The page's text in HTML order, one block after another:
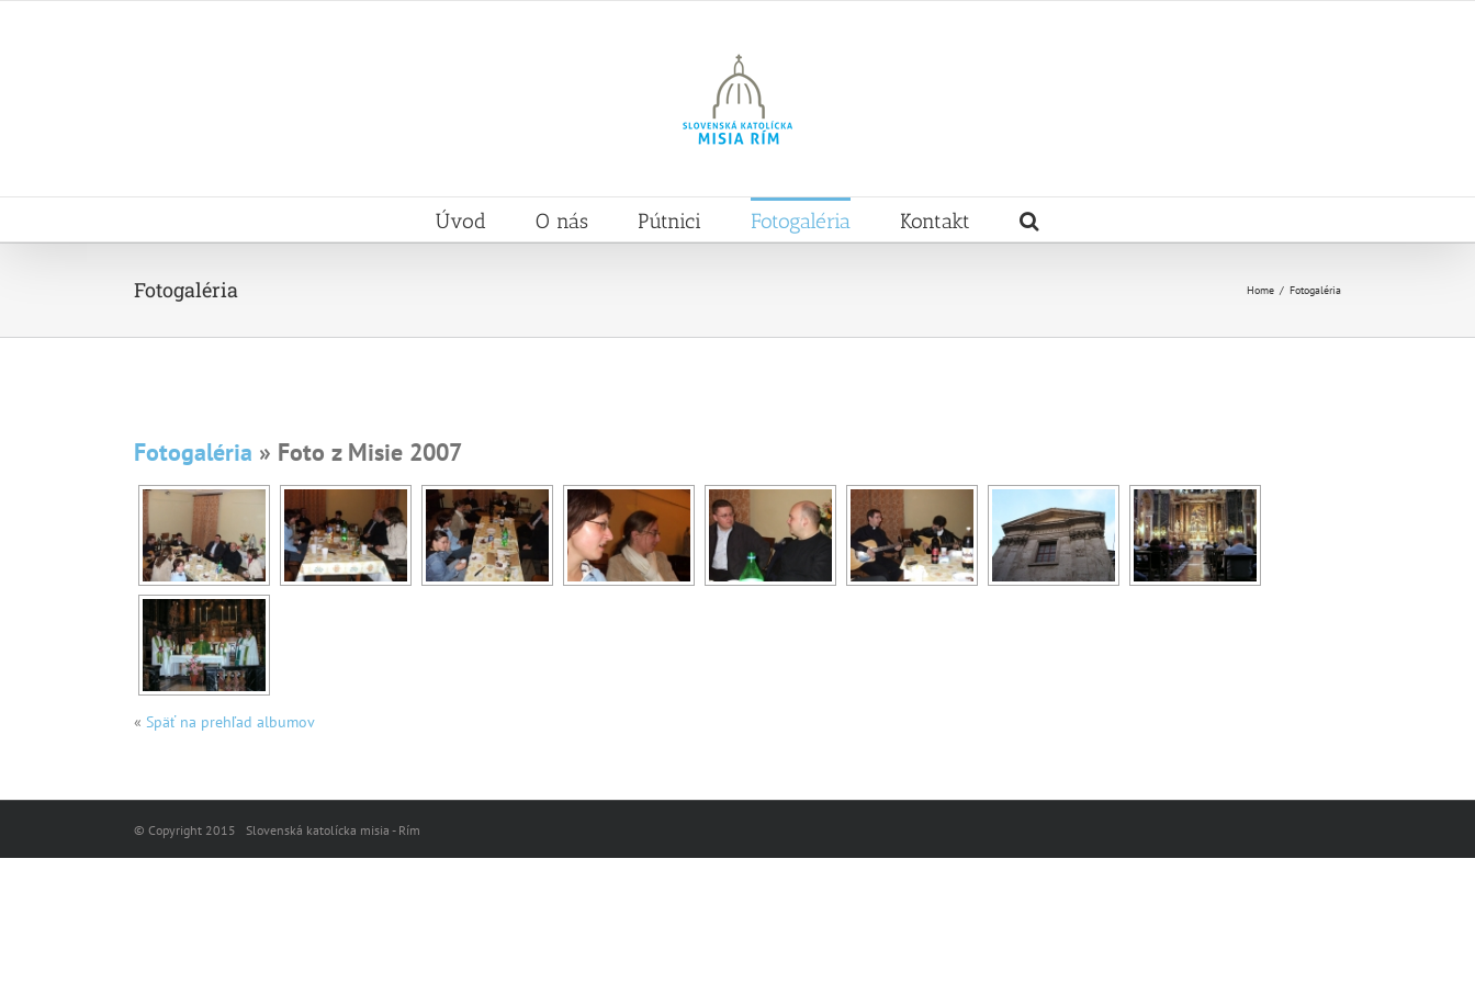
Úvod O nás Pútnici Fotogaléria Kontakt
Fotogaléria Home / Fotogaléria
Fotogaléria » Foto z Misie 2007
« Späť na prehľad albumov
© Copyright 2015 Slovenská katolícka misia - Rím